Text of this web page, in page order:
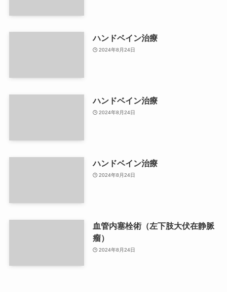
ハンドベイン治療
2024年8月24日
ハンドベイン治療
2024年8月24日
ハンドベイン治療
2024年8月24日
血管内塞栓術（左下肢大伏在静脈
瘤）
2024年8月24日